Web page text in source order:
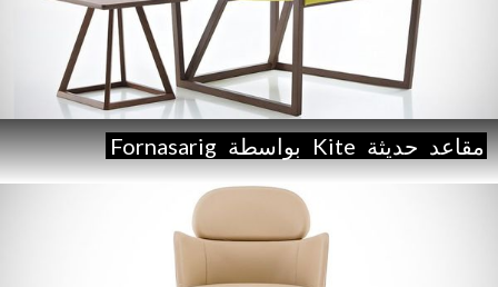
مقاعد حديثة Kite بواسطة Fornasarig